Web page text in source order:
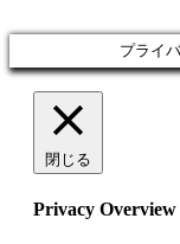
プライ
閉じる
Privacy Overview